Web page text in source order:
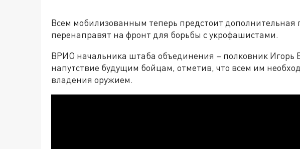
Всем мобилизованным теперь предстоит дополнительная
перенаправят на фронт для борьбы с укрофашистами.
ВРИО начальника штаба объединения – полковник Игорь
напутствие будущим бойцам, отметив, что всем им
владения оружием.